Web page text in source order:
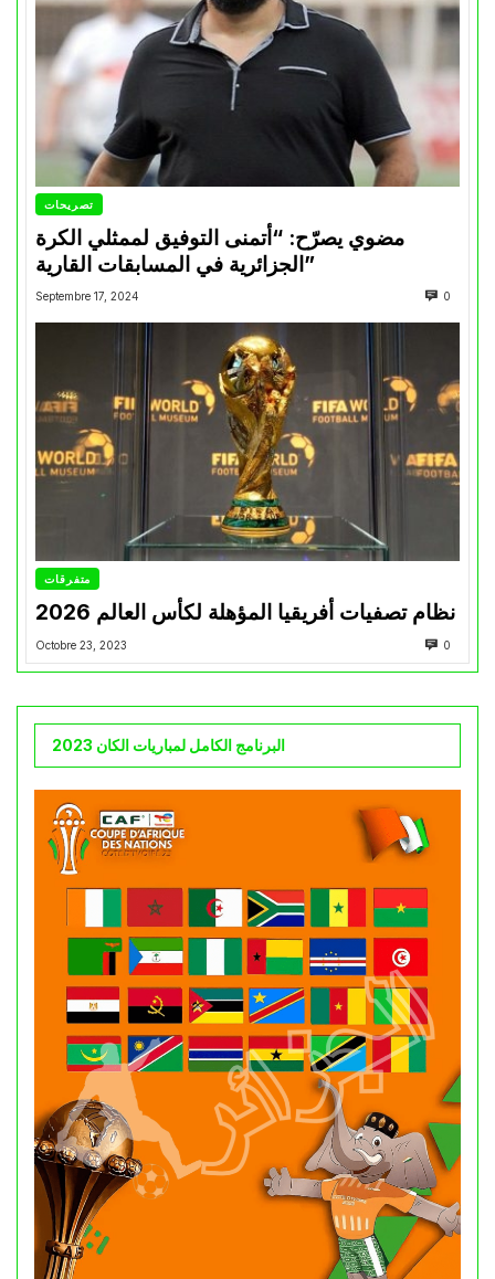
تصريحات
مضوي يصرّح: “أتمنى التوفيق لممثلي الكرة
الجزائرية في المسابقات القارية”
Septembre 17, 2024 0
متفرقات
نظام تصفيات أفريقيا المؤهلة لكأس العالم 2026
Octobre 23, 2023 0
البرنامج الكامل لمباريات الكان 2023